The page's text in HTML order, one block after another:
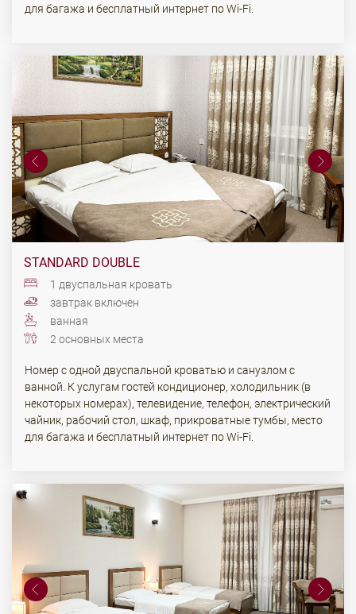
для багажа и бесплатный интернет по Wi-Fi.
STANDARD DOUBLE
1 двуспальная кровать
завтрак включен
ванная
2 основных места
Номер с одной двуспальной кроватью и санузлом с
ванной. К услугам гостей кондиционер, холодильник (в
некоторых номерах), телевидение, телефон, электрический
чайник, рабочий стол, шкаф, прикроватные тумбы, место
для багажа и бесплатный интернет по Wi-Fi.